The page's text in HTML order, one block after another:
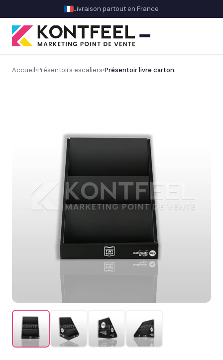
Livraison partout en France
Découvrez nos présentoirs de comptoir sur mesure
Signalétique d’accueil
Valorisation & mise en avant
Distribution & merchandising
MISE EN AVANT
Présentoir comptoir : nos formats les +
commandés
Présentoir sol
Signalétique et linéaire
Stand événementiel
Accueil›Présentoirs escaliers›Présentoir livre carton